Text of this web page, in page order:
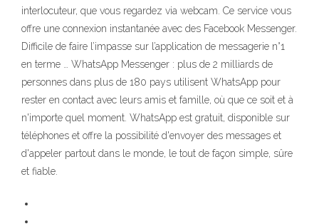
interlocuteur, que vous regardez via webcam. Ce service vous
offre une connexion instantanée avec des Facebook Messenger.
Difficile de faire l’impasse sur l’application de messagerie n°1
en terme … WhatsApp Messenger : plus de 2 milliards de
personnes dans plus de 180 pays utilisent WhatsApp pour
rester en contact avec leurs amis et famille, où que ce soit et à
n'importe quel moment. WhatsApp est gratuit, disponible sur
téléphones et offre la possibilité d'envoyer des messages et
d'appeler partout dans le monde, le tout de façon simple, sûre
et fiable.